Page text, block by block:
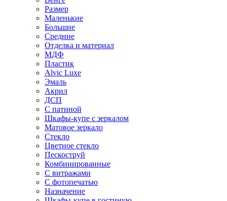
Размер
Маленькие
Большие
Средние
Отделка и материал
МДФ
Пластик
Alvic Luxe
Эмаль
Акрил
ДСП
С патиной
Шкафы-купе с зеркалом
Матовое зеркало
Стекло
Цветное стекло
Пескоструй
Комбинированные
С витражами
С фотопечатью
Назначение